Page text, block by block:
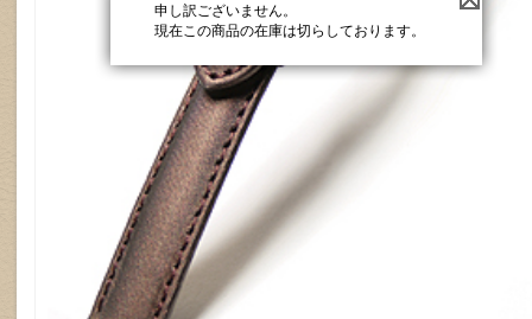
申し訳ございません。
現在この商品の在庫は切らしております。